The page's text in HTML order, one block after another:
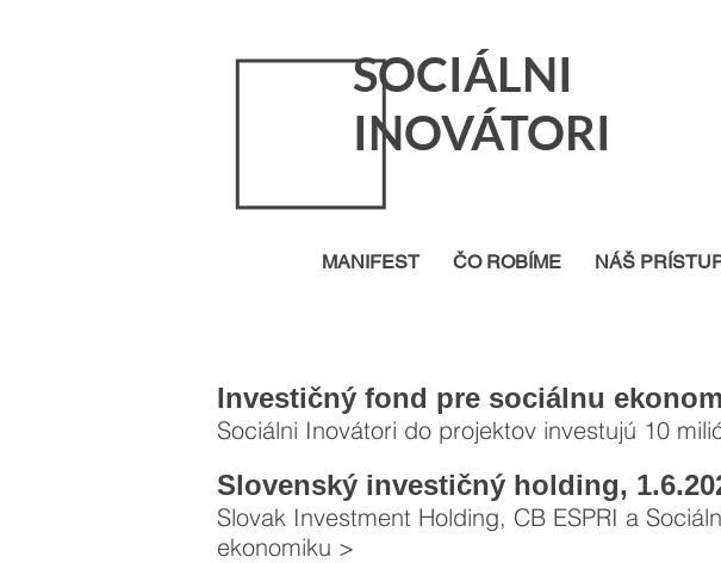
Investičný fond pre sociálnu
Sociálni Inovátori do projektov investujú 10
Slovenský investičný holding,
Slovak Investment Holding, CB ESPRI a
ekonomiku >
SOCIÁLNI
INOVÁTORI
MANIFEST ČO ROBÍME NÁŠ